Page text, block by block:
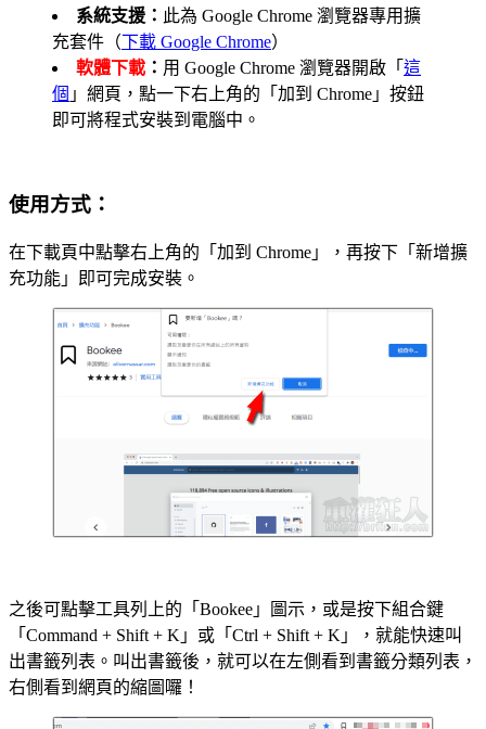
系統支援： 此為 Google Chrome 瀏覽器專用擴
充套件（下載 Google Chrome）
軟體下載 ： 用 Google Chrome 瀏覽器開啟「 這
個 」網頁，點一下右上角的「加到 Chrome」按鈕
即可將程式安裝到電腦中。
使用方式：
在下載頁中點擊右上角的「加到 Chrome」，再按下「新增擴
充功能」即可完成安裝。
之後可點擊工具列上的「Bookee」圖示，或是按下組合鍵
「Command + Shift + K」或「Ctrl + Shift + K」，就能快速叫
出書籤列表。叫出書籤後，就可以在左側看到書籤分類列表，
右側看到網頁的縮圖囉！